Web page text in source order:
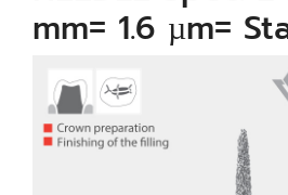
mm= 1.6 µm=